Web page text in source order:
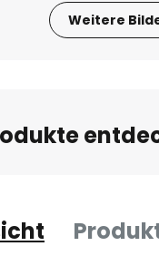
Weitere